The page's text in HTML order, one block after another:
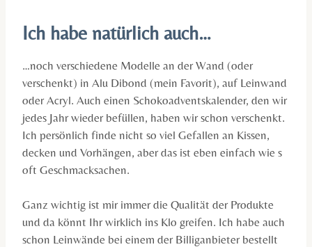
Ich habe natürlich auch…
…noch verschiedene Modelle an der Wand (oder
verschenkt) in Alu Dibond (mein Favorit), auf Leinwand
oder Acryl. Auch einen Schokoadventskalender, den wir
jedes Jahr wieder befüllen, haben wir schon verschenkt.
Ich persönlich finde nicht so viel Gefallen an Kissen,
decken und Vorhängen, aber das ist eben einfach wie s
oft Geschmacksachen.
Ganz wichtig ist mir immer die Qualität der Produkte
und da könnt Ihr wirklich ins Klo greifen. Ich habe auch
schon Leinwände bei einem der Billiganbieter bestellt